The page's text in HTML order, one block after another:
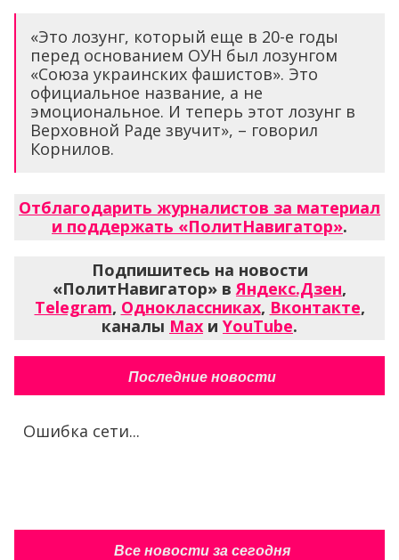
«Это лозунг, который еще в 20-е годы
перед основанием ОУН был лозунгом
«Союза украинских фашистов». Это
официальное название, а не
эмоциональное. И теперь этот лозунг в
Верховной Раде звучит», – говорил
Корнилов.
Отблагодарить журналистов за материал
и поддержать «ПолитНавигатор».
Подпишитесь на новости
«ПолитНавигатор» вЯндекс.Дзен,
Telegram, Одноклассниках, Вконтакте,
каналы Max и YouTube.
Последние новости
Ошибка сети...
Все новости за сегодня